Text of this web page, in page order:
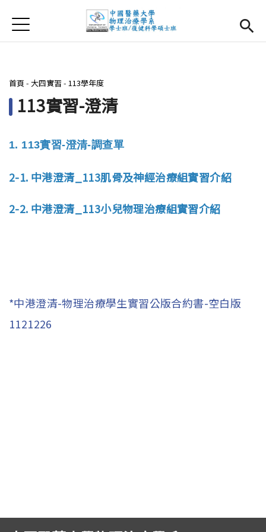
首頁
首頁
系所簡介
Open
大四實習
相關辦法
Open
高中生專區
系友回娘家
Jump to Navigation
Jump to Main content
您在這裡
首頁 - 大四實習 - 113學年度
113實習-澄清
1. 113實習-澄清-調查單
2-1. 中港澄清_113肌骨及神經治療組實習介紹
2-2. 中港澄清_113小兒物理治療組實習介紹
*中港澄清-物理治療學生實習公版合約書-空白版
1121226